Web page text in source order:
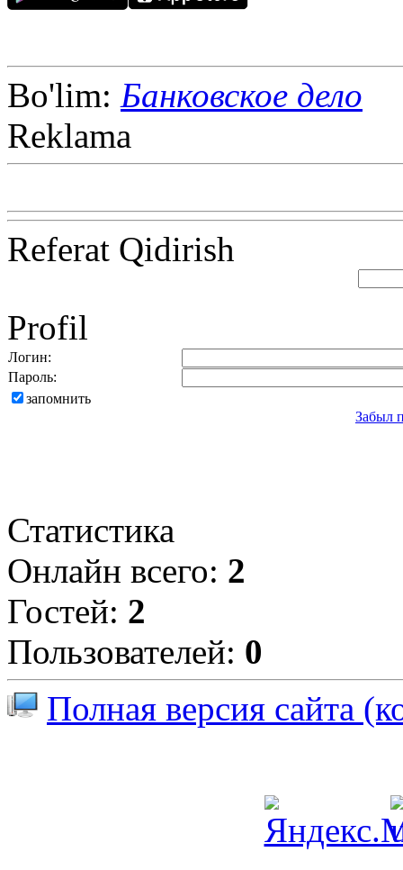
Bo'lim: Банковское дело
Reklama
Referat Qidirish
Profil
Логин:
Пароль:
запомнить
Забыл
Статистика
Онлайн всего: 2
Гостей: 2
Пользователей: 0
Полная версия сайта